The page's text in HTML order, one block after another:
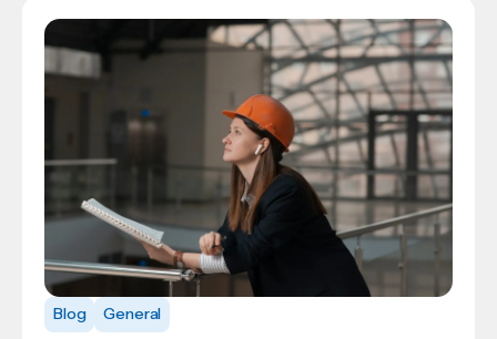
Blog General
Blog
Blog USAP